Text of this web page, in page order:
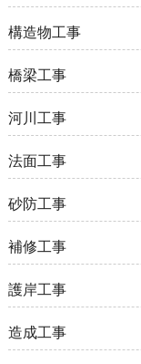
構造物工事
橋梁工事
河川工事
法面工事
砂防工事
補修工事
護岸工事
造成工事